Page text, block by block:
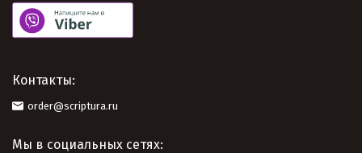
Контакты:
order@scriptura.ru
Мы в социальных сетях: